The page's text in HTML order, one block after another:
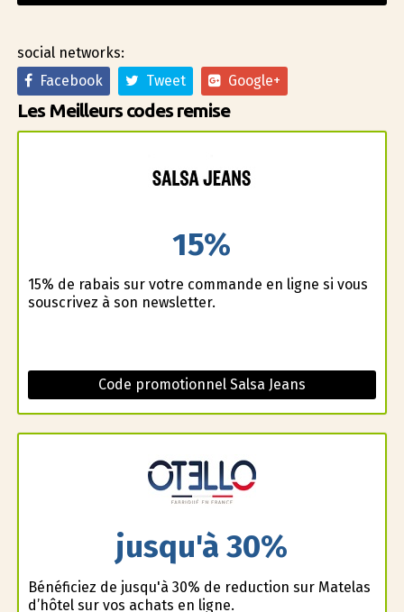
social networks:
Facebook
Tweet Google+
Les Meilleurs codes remise
15%
15% de rabais sur votre commande en ligne si vous
souscrivez à son newsletter.
Code promotionnel Salsa Jeans
jusqu'à 30%
Bénéficiez de jusqu'à 30% de reduction sur Matelas
d’hôtel sur vos achats en ligne.